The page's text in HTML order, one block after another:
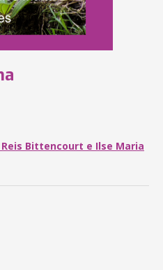
Bittencourt e Ilse Maria